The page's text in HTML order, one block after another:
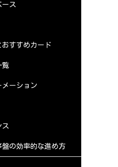
ース
おすすめカード
覧
メーション
ス
の効率的な進め方